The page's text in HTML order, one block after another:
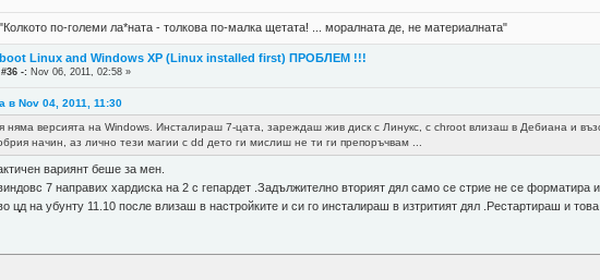
по-големи ла*ната - толкова по-малка щетата! ... моралната де, не материалната"
boot Linux and Windows XP (Linux installed first) ПРОБЛЕМ !!!
-: Nov 06, 2011, 02:58 »
в Nov 04, 2011, 11:30
няма версията на Windows. Инсталираш 7-цата, зареждаш жив диск с Линукс, с chroot влизаш в Дебиана и
начин, аз лично тези магии с dd дето ги мислиш не ти ги препоръчвам ...
вариянт беше за мен.
7 направих хардиска на 2 с гепардет .Задължително вторият дял само се стрие не се форматира и
цд на убунту 11.10 после влизаш в настройките и си го инсталираш в изтритият дял .Рестартираш и